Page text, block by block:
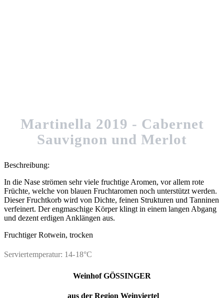
Martinella 2019 - Cabernet
Sauvignon und Merlot
Beschreibung:
In die Nase strömen sehr viele fruchtige Aromen, vor allem rote
Früchte, welche von blauen Fruchtaromen noch unterstützt werden.
Dieser Fruchtkorb wird von Dichte, feinen Strukturen und Tanninen
verfeinert. Der engmaschige Körper klingt in einem langen Abgang
und dezent erdigen Anklängen aus.
Fruchtiger Rotwein, trocken
Serviertemperatur: 14-18°C
Weinhof GÖSSINGER
aus der Region Weinviertel